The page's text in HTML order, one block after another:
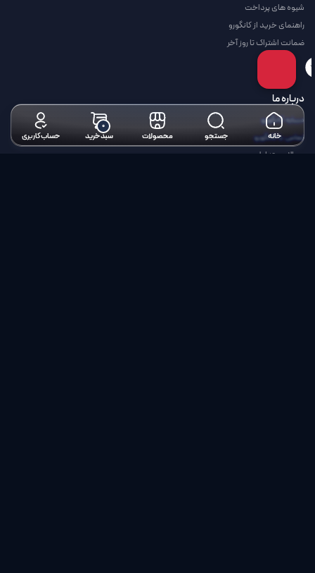
شیوه های پرداخت
راهنمای خرید از کانگورو
ضمانت اشتراک تا روز آخر
درباره ما
درباره کانگورو
تماس با کانگورو
سوالات متداول
خانه جستجو محصولات سبد خرید
۰
حساب کاربری